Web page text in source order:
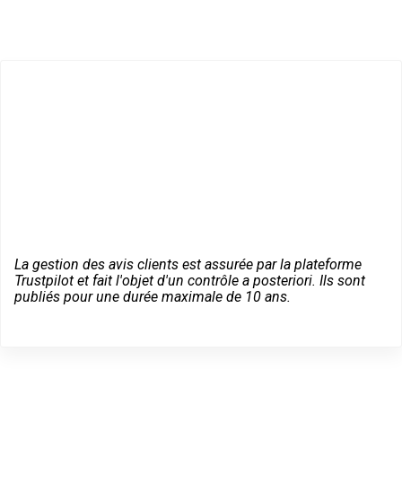
La gestion des avis clients est assurée par la plateforme
Trustpilot et fait l'objet d'un contrôle a posteriori. Ils sont
publiés pour une durée maximale de 10 ans.